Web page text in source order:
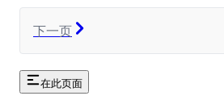
下一页
在此页面